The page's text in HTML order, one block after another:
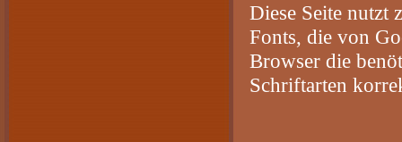
Diese Seite nutzt
Fonts, die von
Browser die
Schriftarten